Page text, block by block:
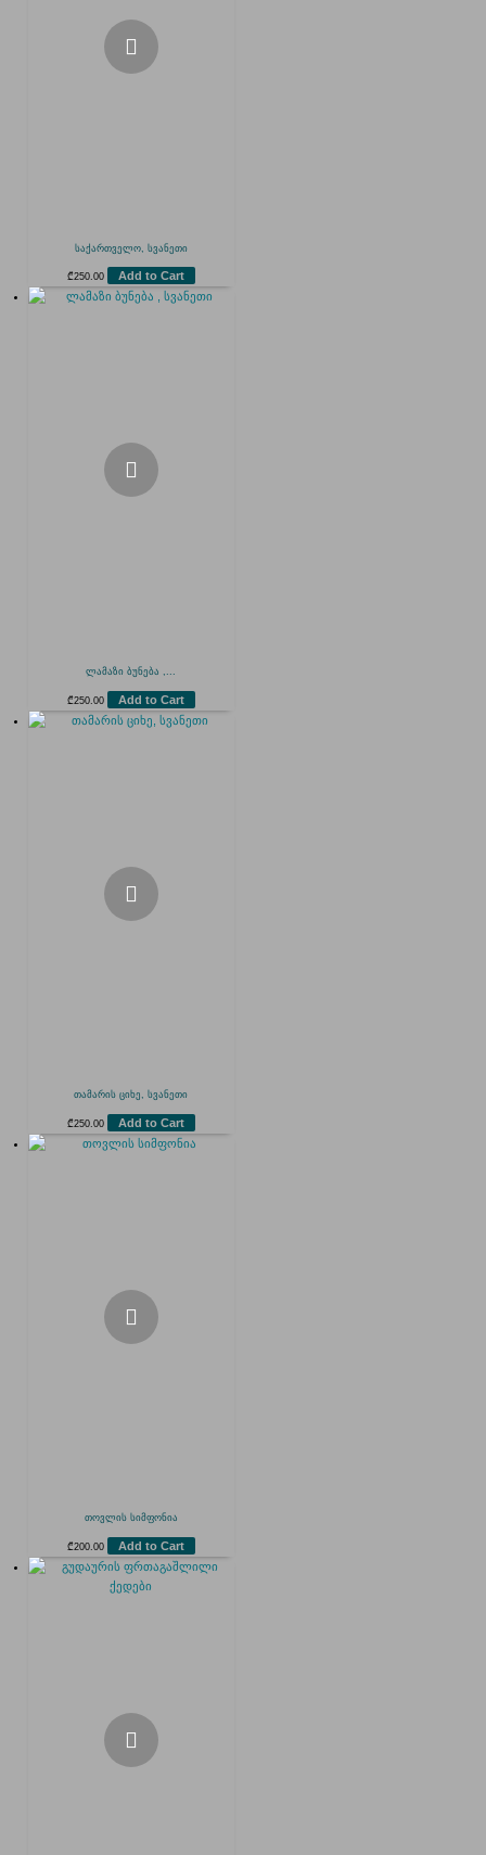
საქართველო, სვანეთი
₾250.00 Add to Cart
ლამაზი ბუნება ,...
₾250.00 Add to Cart
თამარის ციხე, სვანეთი
₾250.00 Add to Cart
თოვლის სიმფონია
₾200.00 Add to Cart